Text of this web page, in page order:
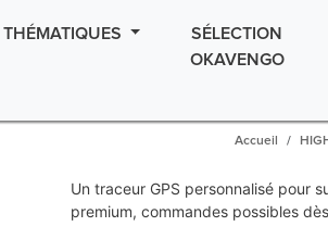
THÉMATIQUES
SÉLECTION
OKAVENGO
Accueil
Un traceur GPS personnalisé pour
premium, commandes possibles